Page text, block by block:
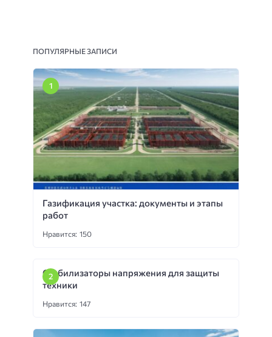
ПОПУЛЯРНЫЕ ЗАПИСИ
Газификация участка: документы и этапы
работ
Нравится: 150
Стабилизаторы напряжения для защиты
техники
Нравится: 147